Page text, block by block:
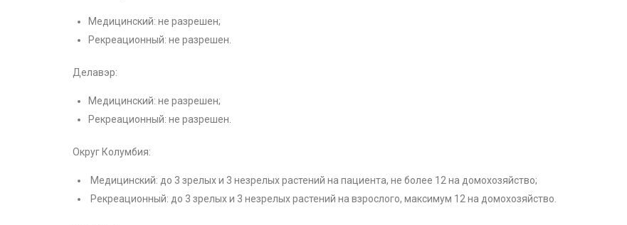
Медицинский: не разрешен;
Рекреационный: не разрешен.
Делавэр:
Медицинский: не разрешен;
Рекреационный: не разрешен.
Округ Колумбия:
Медицинский: до 3 зрелых и 3 незрелых растений на пациента, не более 12 на домохозяйство;
Рекреационный: до 3 зрелых и 3 незрелых растений на взрослого, максимум 12 на домохозяйство.